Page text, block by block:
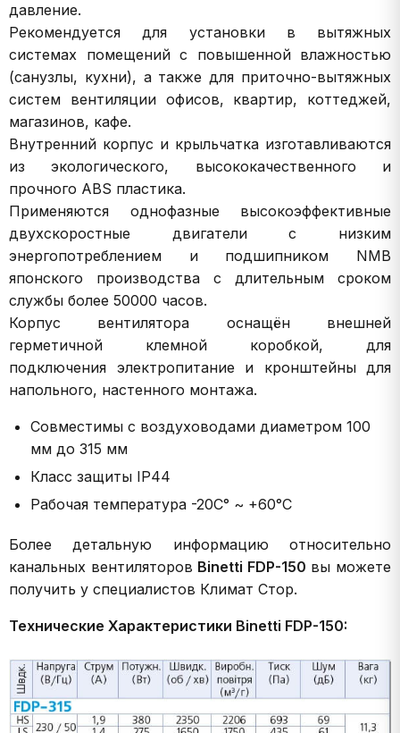
давление.
Рекомендуется для установки в вытяжных
системах помещений с повышенной влажностью
(санузлы, кухни), а также для приточно-вытяжных
систем вентиляции офисов, квартир, коттеджей,
магазинов, кафе.
Внутренний корпус и крыльчатка изготавливаются
из экологического, высококачественного и
прочного ABS пластика.
Применяются однофазные высокоэффективные
двухскоростные двигатели с низким
энергопотреблением и подшипником NMB
японского производства с длительным сроком
службы более 50000 часов.
Корпус вентилятора оснащён внешней
герметичной клемной коробкой, для
подключения электропитание и кронштейны для
напольного, настенного монтажа.
Совместимы с воздуховодами диаметром 100
мм до 315 мм
Класс защиты IP44
Рабочая температура -20С° ~ +60°С
Более детальную информацию относительно
канальных вентиляторов Binetti FDP-150 вы можете
получить у специалистов Климат Стор.
Технические Характеристики Binetti FDP-150: